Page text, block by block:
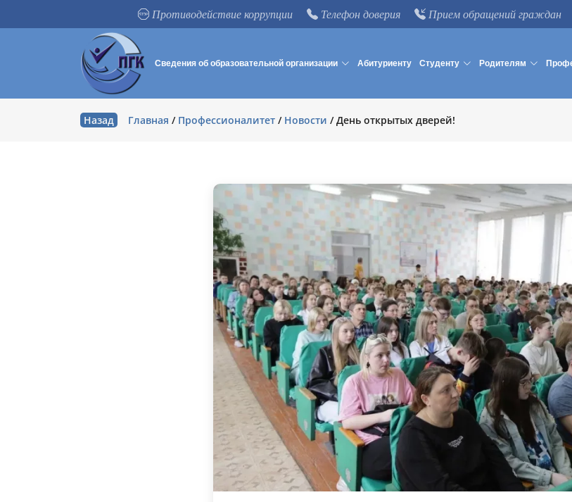
Противодействие коррупции Телефон доверия Прием обращений граждан
Сведения об образовательной организации Абитуриенту Студенту Родителям
Назад Главная / Профессионалитет / Новости /День открытых дверей!